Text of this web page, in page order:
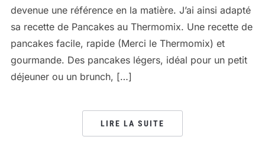
devenue une référence en la matière. J’ai ainsi adapté
sa recette de Pancakes au Thermomix. Une recette de
pancakes facile, rapide (Merci le Thermomix) et
gourmande. Des pancakes légers, idéal pour un petit
déjeuner ou un brunch, […]
LIRE LA SUITE